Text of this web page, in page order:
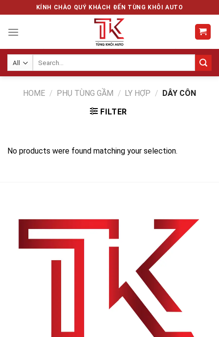
content
KÍNH CHÀO QUÝ KHÁCH ĐẾN TÙNG KHÔI AUTO
HOME / PHỤ TÙNG GẦM / LY HỢP / DÂY CÔN
FILTER
No products were found matching your selection.